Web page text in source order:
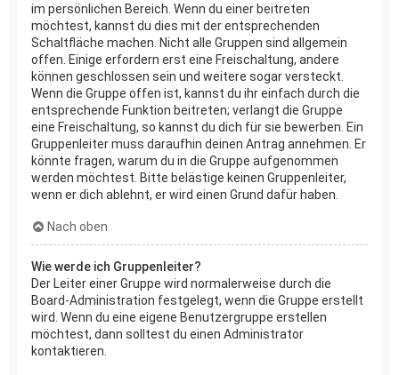
im persönlichen Bereich. Wenn du einer beitreten
möchtest, kannst du dies mit der entsprechenden
Schaltfläche machen. Nicht alle Gruppen sind allgemein
offen. Einige erfordern erst eine Freischaltung, andere
können geschlossen sein und weitere sogar versteckt.
Wenn die Gruppe offen ist, kannst du ihr einfach durch die
entsprechende Funktion beitreten; verlangt die Gruppe
eine Freischaltung, so kannst du dich für sie bewerben. Ein
Gruppenleiter muss daraufhin deinen Antrag annehmen. Er
könnte fragen, warum du in die Gruppe aufgenommen
werden möchtest. Bitte belästige keinen Gruppenleiter,
wenn er dich ablehnt, er wird einen Grund dafür haben.
Nach oben
Wie werde ich Gruppenleiter?
Der Leiter einer Gruppe wird normalerweise durch die
Board-Administration festgelegt, wenn die Gruppe erstellt
wird. Wenn du eine eigene Benutzergruppe erstellen
möchtest, dann solltest du einen Administrator
kontaktieren.